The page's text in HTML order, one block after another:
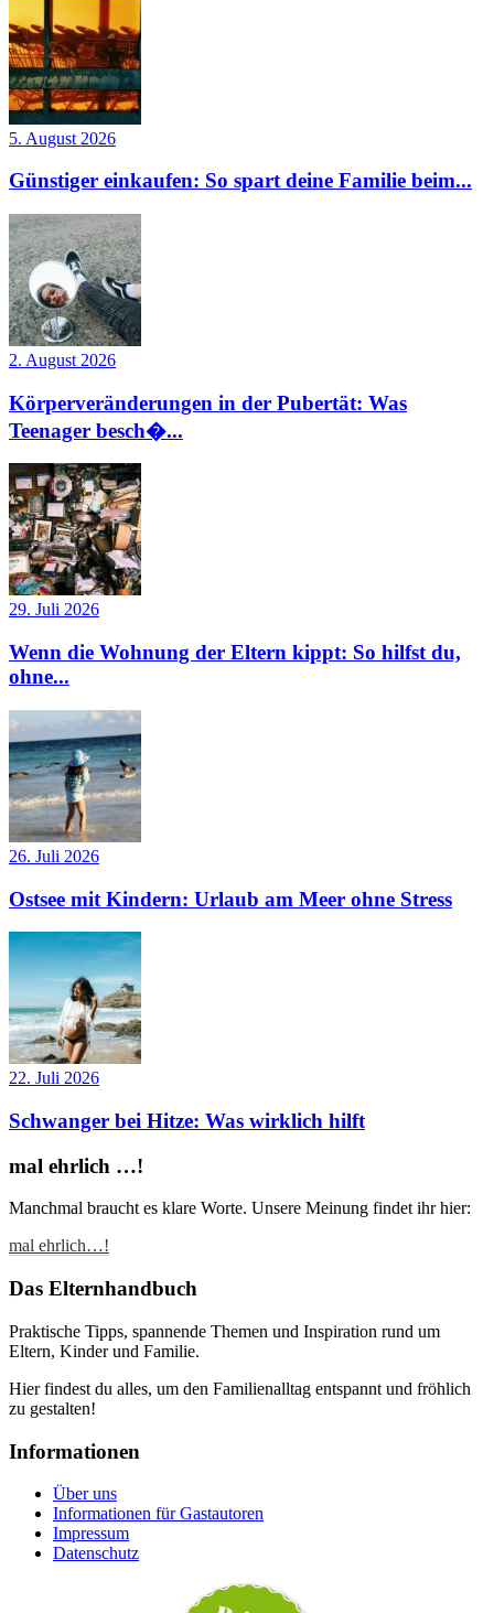
5. August 2026
Günstiger einkaufen: So spart deine Familie beim...
2. August 2026
Körperveränderungen in der Pubertät: Was
Teenager besch�...
29. Juli 2026
Wenn die Wohnung der Eltern kippt: So hilfst du,
ohne...
26. Juli 2026
Ostsee mit Kindern: Urlaub am Meer ohne Stress
22. Juli 2026
Schwanger bei Hitze: Was wirklich hilft
mal ehrlich …!
Manchmal braucht es klare Worte. Unsere Meinung findet ihr hier:
mal ehrlich…!
Das Elternhandbuch
Praktische Tipps, spannende Themen und Inspiration rund um
Eltern, Kinder und Familie.
Hier findest du alles, um den Familienalltag entspannt und fröhlich
zu gestalten!
Informationen
Über uns
Informationen für Gastautoren
Impressum
Datenschutz